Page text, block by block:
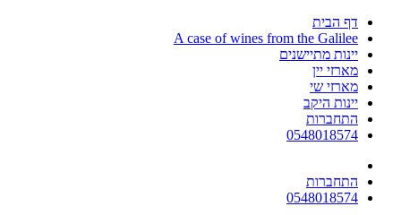
דף הבית
A case of wines from the Galilee
יינות מתיישנים
מארזי יין
מארזי שי
יינות היקב
התחברות
0548018574
התחברות
0548018574